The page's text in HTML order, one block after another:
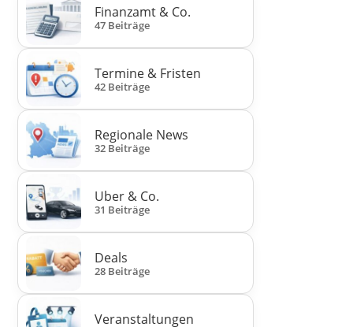
Finanzamt & Co.
47 Beiträge
Termine & Fristen
42 Beiträge
Regionale News
32 Beiträge
Uber & Co.
31 Beiträge
Deals
28 Beiträge
Veranstaltungen